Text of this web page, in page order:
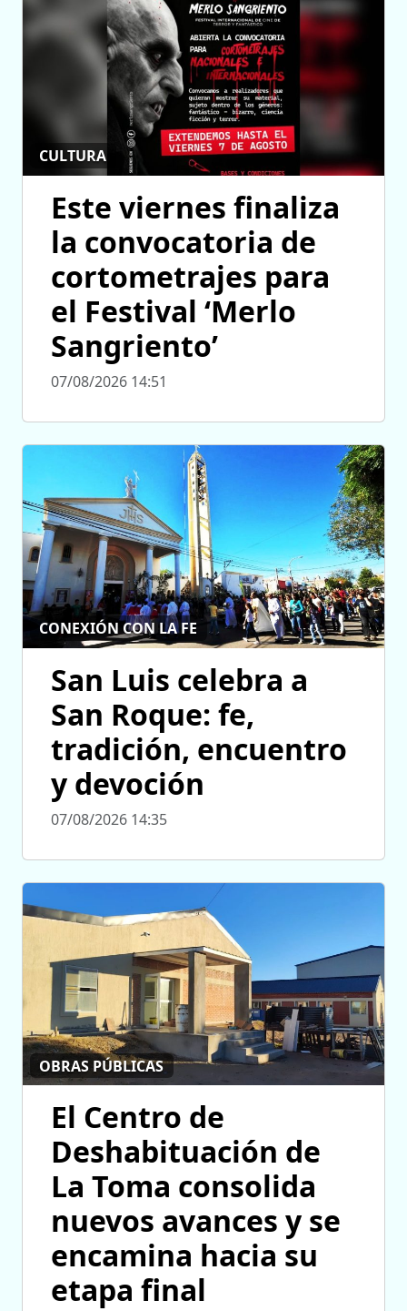
CULTURA
Este viernes finaliza
la convocatoria de
cortometrajes para
el Festival ‘Merlo
Sangriento’
07/08/2026 14:51
CONEXIÓN CON LA FE
San Luis celebra a
San Roque: fe,
tradición, encuentro
y devoción
07/08/2026 14:35
OBRAS PÚBLICAS
El Centro de
Deshabituación de
La Toma consolida
nuevos avances y se
encamina hacia su
etapa final